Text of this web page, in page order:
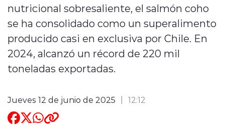
Quienes Somos
nutricional sobresaliente, el salmón coho
se ha consolidado como un superalimento
producido casi en exclusiva por Chile. En
2024, alcanzó un récord de 220 mil
toneladas exportadas.
Jueves 12 de junio de 2025 12:12